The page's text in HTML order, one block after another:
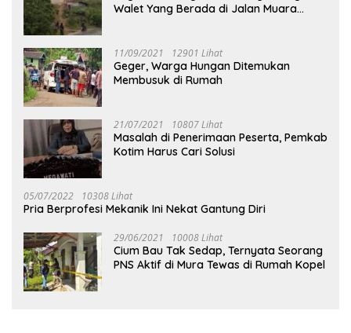
Walet Yang Berada di Jalan Muara
11/09/2021 12901 Lihat
Geger, Warga Hungan Ditemukan
Membusuk di Rumah
21/07/2021 10807 Lihat
Masalah di Penerimaan Peserta, Pemkab
Kotim Harus Cari Solusi
05/07/2022 10308 Lihat
Pria Berprofesi Mekanik Ini Nekat Gantung Diri
29/06/2021 10008 Lihat
Cium Bau Tak Sedap, Ternyata Seorang
PNS Aktif di Mura Tewas di Rumah Kopel